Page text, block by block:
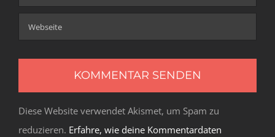
Diese Website verwendet Akismet, um Spam zu
reduzieren. Erfahre, wie deine Kommentardaten